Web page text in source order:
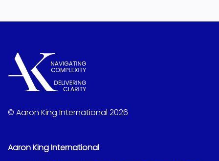
© Aaron King International 2026
Aaron King International